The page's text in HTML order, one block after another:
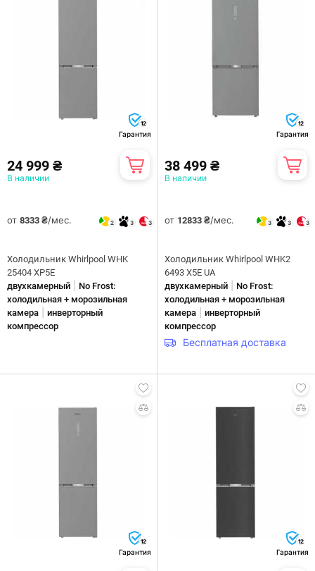
12
Гарантия
24 999 ₴
В наличии
от 8333 ₴/мес. 2 3 3
Холодильник Whirlpool WHK
25404 XP5E
двухкамерный
No Frost:
холодильная + морозильная
камера
инверторный
компрессор
12
Гарантия
38 499 ₴
В наличии
от 12833 ₴/мес. 3 3 3
Холодильник Whirlpool WHK2
6493 X5E UA
двухкамерный
No Frost:
холодильная + морозильная
камера
инверторный
компрессор
Бесплатная доставка
12
Гарантия
12
Гарантия